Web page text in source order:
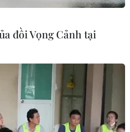
Trung Quốc
trong tháng 7
Xem thêm
đồi Vọng Cảnh tại